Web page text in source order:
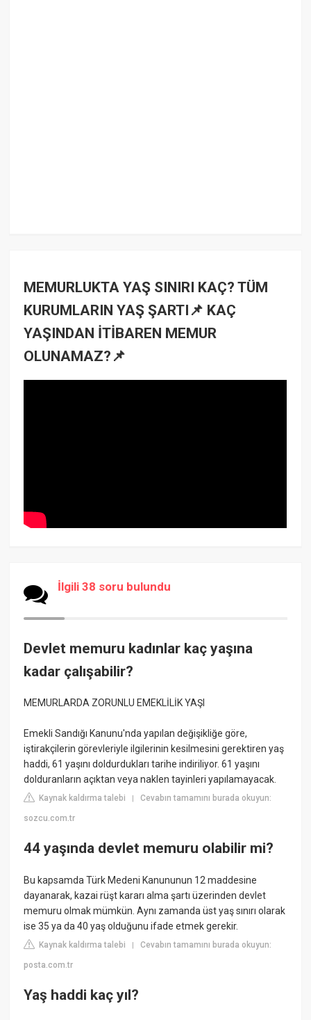
MEMURLUKTA YAŞ SINIRI KAÇ? TÜM
KURUMLARIN YAŞ ŞARTI📌 KAÇ
YAŞINDAN İTİBAREN MEMUR
OLUNAMAZ?📌
İlgili 38 soru bulundu
Devlet memuru kadınlar kaç yaşına
kadar çalışabilir?
MEMURLARDA ZORUNLU EMEKLİLİK YAŞI
Emekli Sandığı Kanunu'nda yapılan değişikliğe göre,
iştirakçilerin görevleriyle ilgilerinin kesilmesini gerektiren yaş
haddi, 61 yaşını doldurdukları tarihe indiriliyor. 61 yaşını
dolduranların açıktan veya naklen tayinleri yapılamayacak.
Kaynak kaldırma talebi |Cevabın tamamını burada okuyun:
sozcu.com.tr
44 yaşında devlet memuru olabilir mi?
Bu kapsamda Türk Medeni Kanununun 12 maddesine
dayanarak, kazai rüşt kararı alma şartı üzerinden devlet
memuru olmak mümkün. Aynı zamanda üst yaş sınırı olarak
ise 35 ya da 40 yaş olduğunu ifade etmek gerekir.
Kaynak kaldırma talebi |Cevabın tamamını burada okuyun:
posta.com.tr
Yaş haddi kaç yıl?